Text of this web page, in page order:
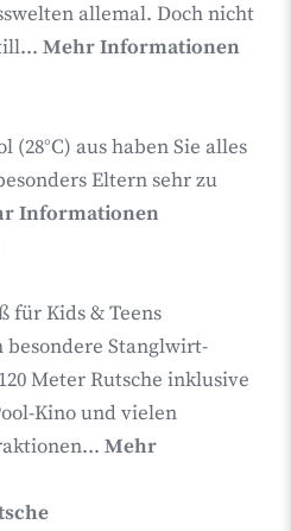
allemal. Doch nicht
Mehr Informationen
(28°C) aus haben Sie alles
Eltern sehr zu
Informationen
für Kids & Teens
Stanglwirt-
Meter Rutsche inklusive
Kino und vielen
Mehr